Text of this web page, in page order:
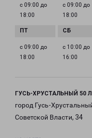
с 09:00 до
18:00
с 09:00 до
18:00
с 09:00 до
18:00
с 10:00 до
16:00
ГУСЬ-ХРУСТАЛЬНЫЙ 50
город Гусь-
Советской Власти, 34